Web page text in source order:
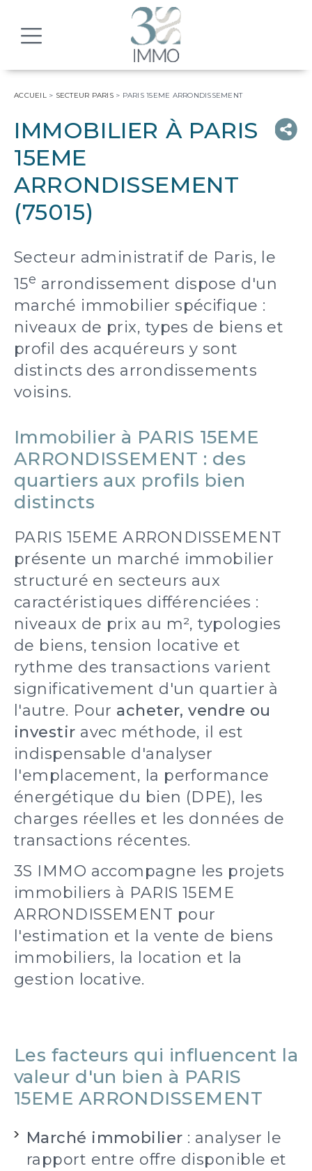
ACCUEIL> SECTEUR PARIS> PARIS 15EME ARRONDISSEMENT
IMMOBILIER À PARIS
15EME
ARRONDISSEMENT
(75015)
Secteur administratif de Paris, le
15e arrondissement dispose d'un
marché immobilier spécifique :
niveaux de prix, types de biens et
profil des acquéreurs y sont
distincts des arrondissements
voisins.
Immobilier à PARIS 15EME
ARRONDISSEMENT : des
quartiers aux profils bien
distincts
PARIS 15EME ARRONDISSEMENT
présente un marché immobilier
structuré en secteurs aux
caractéristiques différenciées :
niveaux de prix au m², typologies
de biens, tension locative et
rythme des transactions varient
significativement d'un quartier à
l'autre. Pour acheter, vendre ou
investir avec méthode, il est
indispensable d'analyser
l'emplacement, la performance
énergétique du bien (DPE), les
charges réelles et les données de
transactions récentes.
3S IMMO accompagne les projets
immobiliers à PARIS 15EME
ARRONDISSEMENT pour
l'estimation et la vente de biens
immobiliers, la location et la
gestion locative.
Les facteurs qui influencent la
valeur d'un bien à PARIS
15EME ARRONDISSEMENT
Marché immobilier : analyser le
rapport entre offre disponible et